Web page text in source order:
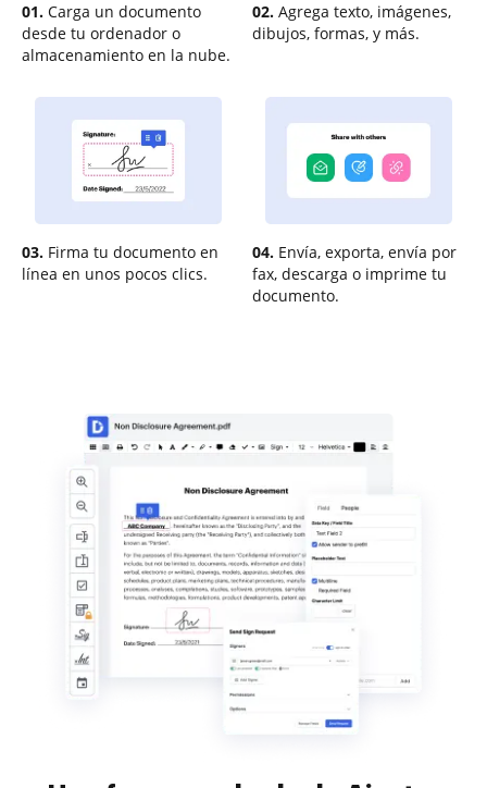
01. Carga un documento
desde tu ordenador o
almacenamiento en la nube.
02. Agrega texto, imágenes,
dibujos, formas, y más.
03. Firma tu documento en
línea en unos pocos clics.
04. Envía, exporta, envía por
fax, descarga o imprime tu
documento.